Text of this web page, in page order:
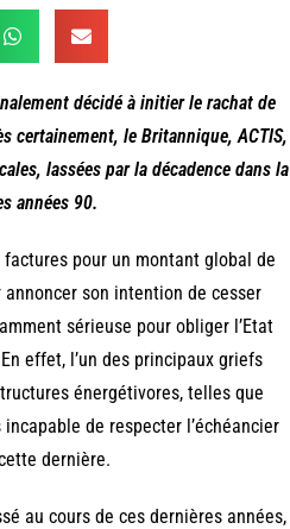
décidé à initier le rachat de
certainement, le Britannique, ACTIS,
lassées par la décadence dans la
années 90.
pour un montant global de
son intention de cesser
sérieuse pour obliger l’Etat
effet, l’un des principaux griefs
énergétivores, telles que
de respecter l’échéancier
dernière.
au cours de ces dernières années,